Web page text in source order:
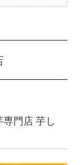
門店 芋し